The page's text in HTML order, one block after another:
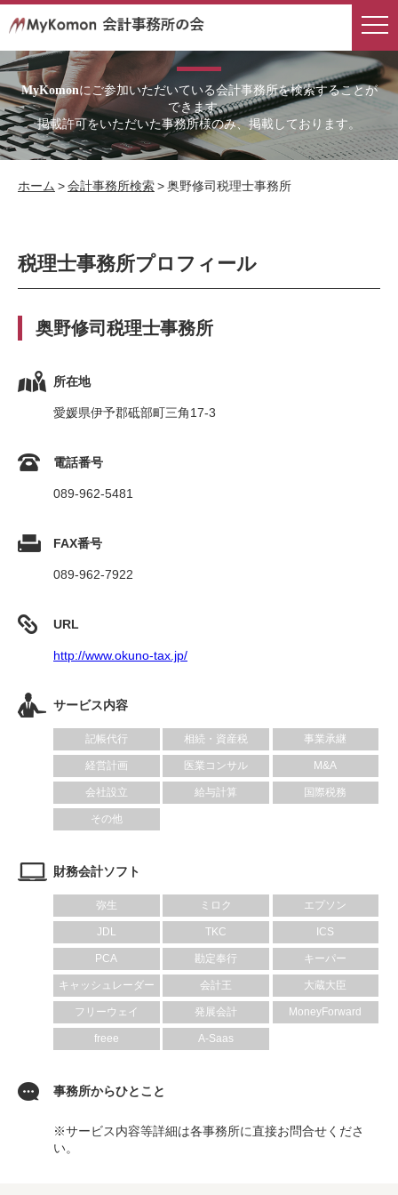
MyKomonにご参加いただいている会計事務所を検索することが
できます。
掲載許可をいただいた事務所様のみ、掲載しております。
ホーム >会計事務所検索>奥野修司税理士事務所
税理士事務所プロフィール
奥野修司税理士事務所
所在地
愛媛県伊予郡砥部町三角17-3
電話番号
089-962-5481
FAX番号
089-962-7922
URL
http://www.okuno-tax.jp/
サービス内容
記帳代行 相続・資産税 事業承継
経営計画 医業コンサル M&A
会社設立 給与計算 国際税務
その他
財務会計ソフト
弥生 ミロク エプソン
JDL TKC ICS
PCA 勘定奉行 キーパー
キャッシュレーダー 会計王 大蔵大臣
フリーウェイ 発展会計 MoneyForward
freee A-Saas
事務所からひとこと
※サービス内容等詳細は各事務所に直接お問合せくださ
い。